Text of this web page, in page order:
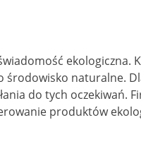
ekologiczna.
środowisko naturalne.
do tych oczekiwań.
produktów